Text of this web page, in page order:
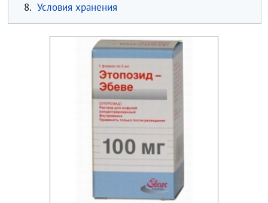
8. Условия хранения